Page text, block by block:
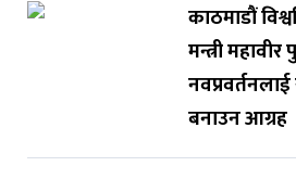
काठमाडौं
मन्त्री
बनाउन आग्रह